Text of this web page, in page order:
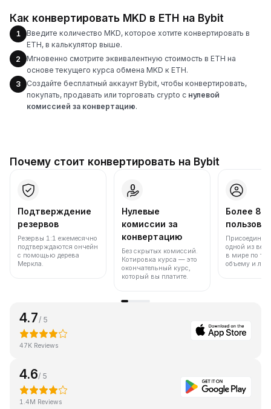
Как конвертировать MKD в ETH на Bybit
1
Введите количество MKD, которое хотите конвертировать в
ETH, в калькулятор выше.
2
Мгновенно смотрите эквивалентную стоимость в ETH на
основе текущего курса обмена MKD к ETH.
3
Создайте бесплатный аккаунт Bybit, чтобы конвертировать,
покупать, продавать или торговать crypto с нулевой
комиссией за конвертацию.
Почему стоит конвертировать на Bybit
Подтверждение
резервов
Резервы 1:1 ежемесячно
подтверждаются ончейн
с помощью дерева
Меркла.
Нулевые
комиссии за
конвертацию
Без скрытых комиссий.
Котировка курса — это
окончательный курс,
который вы платите.
Более 86
одной из
в мире по
объему и
4.7/ 5
47K Reviews
4.6/ 5
1.4M Reviews